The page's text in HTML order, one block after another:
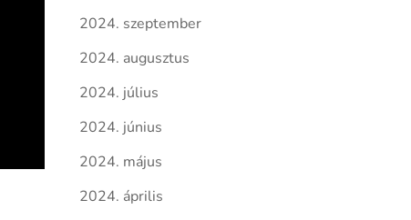
2024. szeptember
2024. augusztus
2024. július
2024. június
2024. május
2024. április